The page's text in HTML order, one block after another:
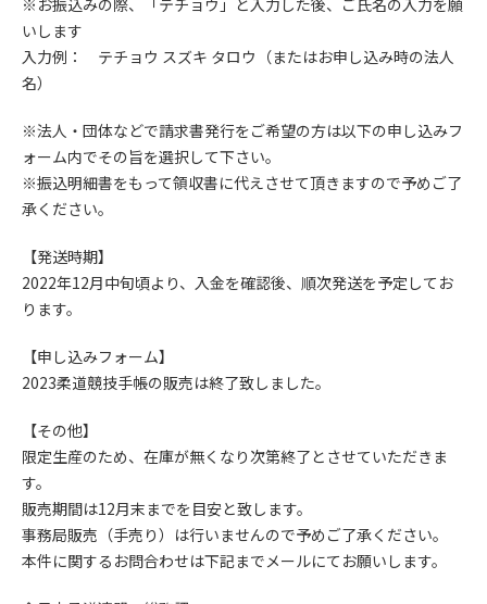
いします
入力例： テチョウ スズキ タロウ（またはお申し込み時の法人
名）
※法人・団体などで請求書発行をご希望の方は以下の申し込みフ
ォーム内でその旨を選択して下さい。
※振込明細書をもって領収書に代えさせて頂きますので予めご了
承ください。
【発送時期】
2022年12月中旬頃より、入金を確認後、順次発送を予定してお
ります。
【申し込みフォーム】
2023柔道競技手帳の販売は終了致しました。
【その他】
限定生産のため、在庫が無くなり次第終了とさせていただきま
す。
販売期間は12月末までを目安と致します。
事務局販売（手売り）は行いませんので予めご了承ください。
本件に関するお問合わせは下記までメールにてお願いします。